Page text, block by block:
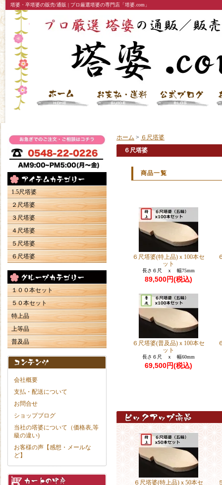
塔婆・卒塔婆の販売/通販 | プロ厳選塔婆の専門店「塔婆.com」
1.5尺塔婆
２尺塔婆
３尺塔婆
４尺塔婆
５尺塔婆
６尺塔婆
１００本セット
５０本セット
特上品
上等品
普及品
会社概要
支払・配送について
お問合せ
ショップブログ
当社の塔婆について（価格表,等
級の違い)
お客様の声【感想・メールな
ど】
ホーム > ６尺塔婆
６尺塔婆
商品一覧
６尺塔婆(特上品)ｘ100本セ
ット
長さ６尺 ｘ 幅75mm
89,500円(税込)
６尺塔婆(普及品)ｘ100本セ
ット
長さ６尺 ｘ 幅60mm
69,500円(税込)
６尺塔婆(特上品)ｘ50本セ